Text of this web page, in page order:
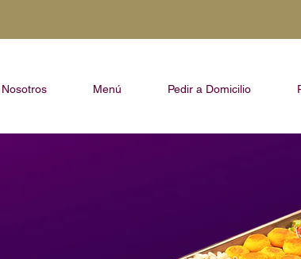
Nosotros Menú Pedir a Domicilio